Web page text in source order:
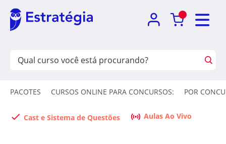
PACOTES CURSOS ONLINE PARA CONCURSOS: POR
Cast e Sistema de Questões Aulas Ao Vivo